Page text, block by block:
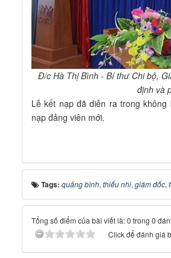
Đ/c Hà Thị Bình - Bí thư Chi bộ,
định và
Lễ kết nạp đã diễn ra trong
nạp đảng viên mới.
Tags: quảng bình, thiếu nhi, giám đốc,
Tổng số điểm của bài viết là: 0 trong 0
Click để đánh giá